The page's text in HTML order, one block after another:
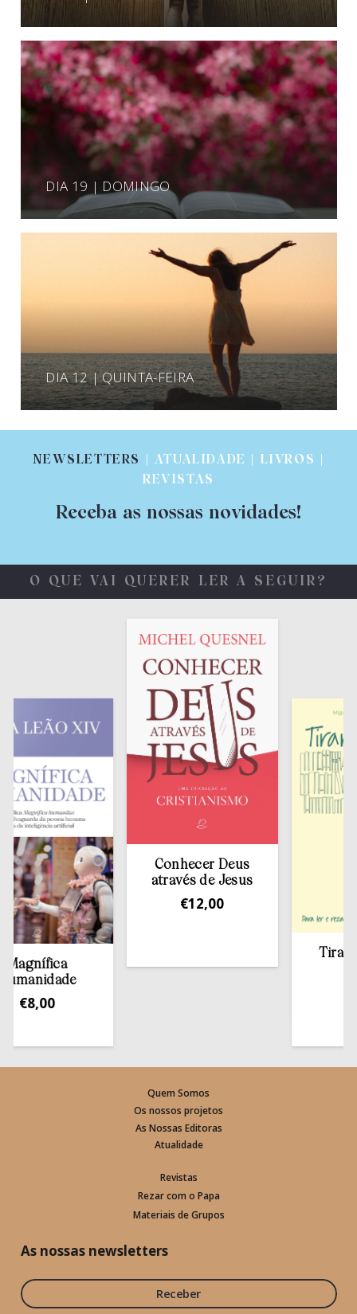
DIA 19 | DOMINGO
DIA 12 | QUINTA-FEIRA
NEWSLETTERS
| ATUALIDADE | LIVROS |
REVISTAS
Receba as nossas novidades!
O QUE VAI QUERER LER A SEGUIR?
8,00
Conhecer Deus
através de Jesus
12,00
Tirar a
Quem Somos
Os nossos projetos
As Nossas Editoras
Atualidade
Revistas
Rezar com o Papa
Materiais de Grupos
As nossas newsletters
Receber